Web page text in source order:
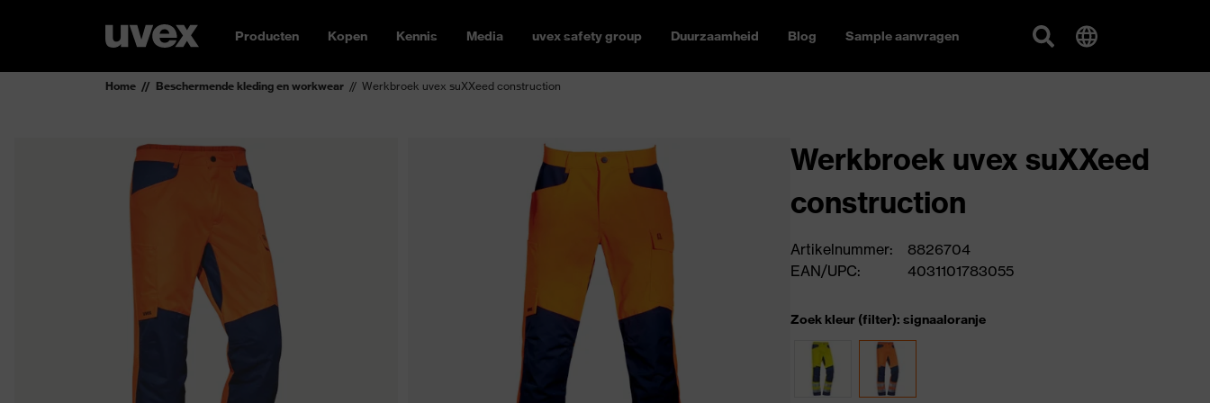
Producten Kopen Kennis Media uvex safety group Duurzaamheid Blog Sample aanvragen
Home Beschermende kleding en workwear Werkbroek uvex suXXeed construction
Werkbroek uvex suXXeed
construction
Artikelnummer:
8826704
EAN/UPC:
4031101783055
Zoek kleur (filter): signaaloranje